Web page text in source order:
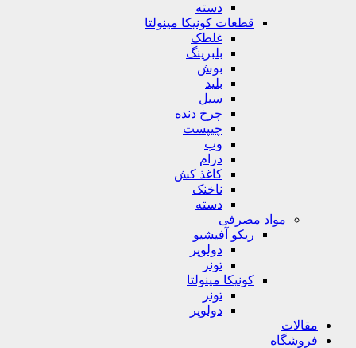
دسته
قطعات کونیکا مینولتا
غلطک
بلبرینگ
بوش
بلید
سیل
چرخ دنده
چیپست
وب
درام
کاغذ کش
ناخنک
دسته
مواد مصرفی
ریکو آفیشیو
دولوپر
تونر
کونیکا مینولتا
تونر
دولوپر
مقالات
فروشگاه